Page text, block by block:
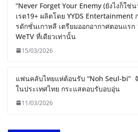
“Never Forget Your Enemy (ยังไงก็ใช่
เรต19+ ผลิตโดย YYDS
รดักชั่นเกาหลี เตรียมออกอากาศตอนแร
WeTV ที่เดียวเท่านั้น
15/03/2026
แฟนคลับไทยแห่ต้อนรับ “Noh Seul-bi”
ในประเทศไทย กระแสตอบรับอบอุ่น
11/03/2026